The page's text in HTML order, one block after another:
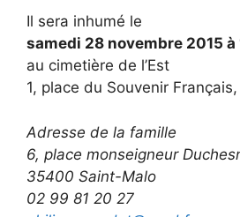
Il sera inhumé le
samedi 28 novembre 2015 à
au cimetière de l’Est
1, place du Souvenir
Adresse de la famille
6, place monseigneur
35400 Saint-Malo
02 99 81 20 27